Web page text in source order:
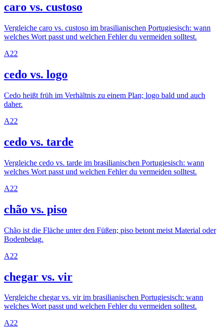
caro vs. custoso
Vergleiche caro vs. custoso im brasilianischen Portugiesisch: wann
welches Wort passt und welchen Fehler du vermeiden solltest.
A22
cedo vs. logo
Cedo heißt früh im Verhältnis zu einem Plan; logo bald und auch
daher.
A22
cedo vs. tarde
Vergleiche cedo vs. tarde im brasilianischen Portugiesisch: wann
welches Wort passt und welchen Fehler du vermeiden solltest.
A22
chão vs. piso
Chão ist die Fläche unter den Füßen; piso betont meist Material oder
Bodenbelag.
A22
chegar vs. vir
Vergleiche chegar vs. vir im brasilianischen Portugiesisch: wann
welches Wort passt und welchen Fehler du vermeiden solltest.
A22